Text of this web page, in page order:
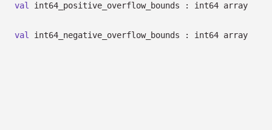
val int64_positive_overflow_bounds : int64 array
val int64_negative_overflow_bounds : int64 array